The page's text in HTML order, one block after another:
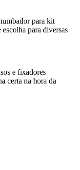
para kit
para diversas
e fixadores
certa na hora da